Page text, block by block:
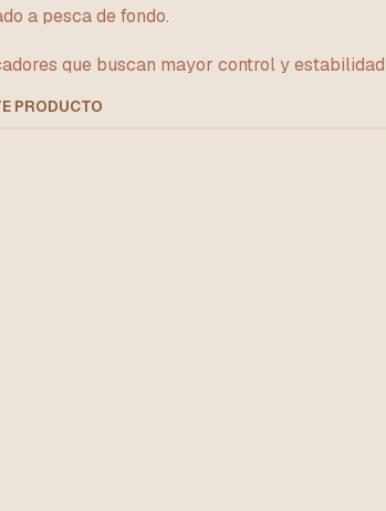
a pesca de fondo.
que buscan mayor control y estabilidad
PRODUCTO